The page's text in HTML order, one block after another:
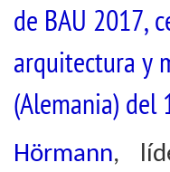
de BAU 2017,
arquitectura y
(Alemania) del
Hörmann,